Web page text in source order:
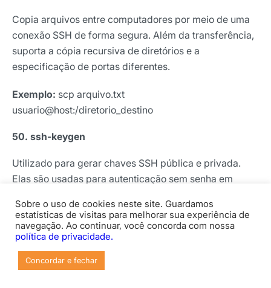
Copia arquivos entre computadores por meio de uma
conexão SSH de forma segura. Além da transferência,
suporta a cópia recursiva de diretórios e a
especificação de portas diferentes.
Exemplo: scp arquivo.txt
usuario@host:/diretorio_destino
50. ssh-keygen
Utilizado para gerar chaves SSH pública e privada.
Elas são usadas para autenticação sem senha em
acesso remoto.
Exemplo: ssh-keygen -t rsa
51. ddrescue
Sobre o uso de cookies neste site. Guardamos
estatísticas de visitas para melhorar sua experiência de
navegação. Ao continuar, você concorda com nossa
política de privacidade.
Concordar e fechar